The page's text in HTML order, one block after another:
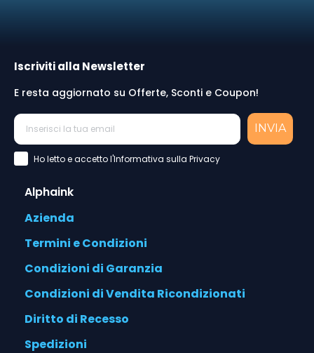
Iscriviti alla Newsletter
E resta aggiornato su Offerte, Sconti e Coupon!
INVIA
Accettazione Privacy Policy
Ho letto e accetto l'Informativa sulla Privacy
Alphaink
Azienda
Termini e Condizioni
Condizioni di Garanzia
Condizioni di Vendita Ricondizionati
Diritto di Recesso
Spedizioni